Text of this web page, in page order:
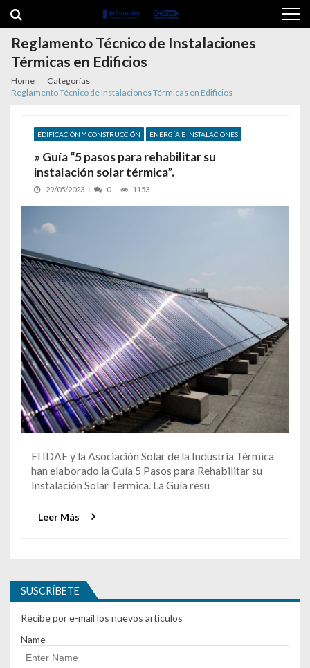
Reglamento Técnico de Instalaciones
Térmicas en Edificios
Home
Categorías
Reglamento Técnico de Instalaciones Térmicas en Edificios
EDIFICACIÓN Y CONSTRUCCIÓN ENERGÍA E INSTALACIONES
» Guía “5 pasos para rehabilitar su
instalación solar térmica”.
29/05/2023 0 1153
El IDAE y la Asociación Solar de la Industria Térmica
han elaborado la Guía 5 Pasos para Rehabilitar su
Instalación Solar Térmica. La Guía resu
Leer Más
SUSCRÍBETE
Recibe por e-mail los nuevos artículos
Name